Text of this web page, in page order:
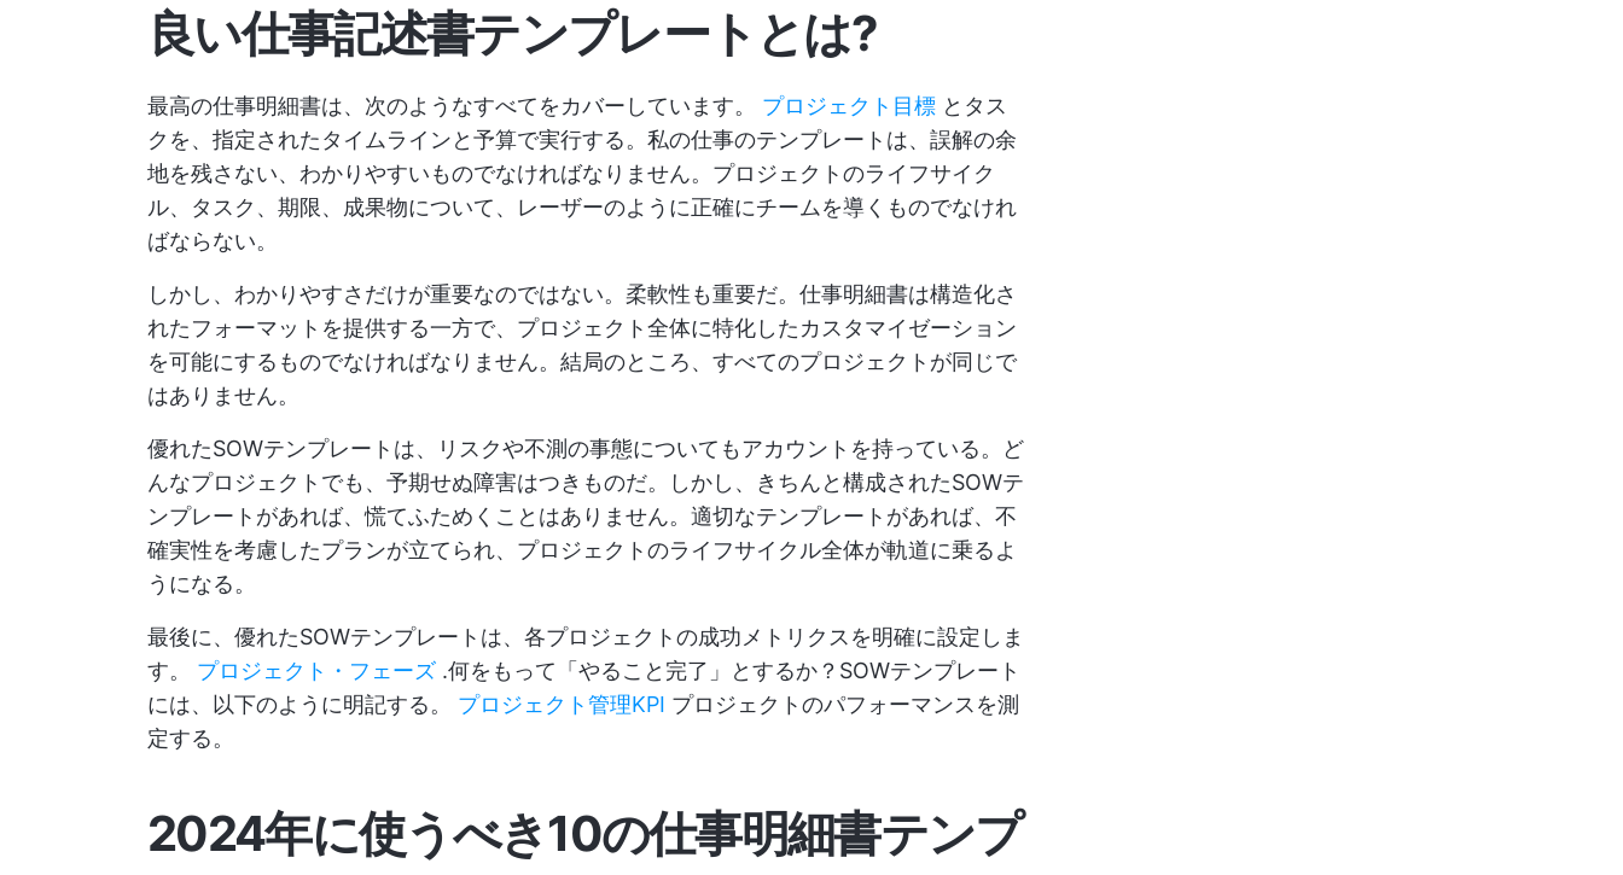
良い仕事記述書テンプレートとは?
最高の仕事明細書は、次のようなすべてをカバーしています。 プロジェクト目標 とタス
クを、指定されたタイムラインと予算で実行する。私の仕事のテンプレートは、誤解の余
地を残さない、わかりやすいものでなければなりません。プロジェクトのライフサイク
ル、タスク、期限、成果物について、レーザーのように正確にチームを導くものでなけれ
ばならない。
しかし、わかりやすさだけが重要なのではない。柔軟性も重要だ。仕事明細書は構造化さ
れたフォーマットを提供する一方で、プロジェクト全体に特化したカスタマイゼーション
を可能にするものでなければなりません。結局のところ、すべてのプロジェクトが同じで
はありません。
優れたSOWテンプレートは、リスクや不測の事態についてもアカウントを持っている。ど
んなプロジェクトでも、予期せぬ障害はつきものだ。しかし、きちんと構成されたSOWテ
ンプレートがあれば、慌てふためくことはありません。適切なテンプレートがあれば、不
確実性を考慮したプランが立てられ、プロジェクトのライフサイクル全体が軌道に乗るよ
うになる。
最後に、優れたSOWテンプレートは、各プロジェクトの成功メトリクスを明確に設定しま
す。 プロジェクト・フェーズ .何をもって「やること完了」とするか？SOWテンプレート
には、以下のように明記する。 プロジェクト管理KPI プロジェクトのパフォーマンスを測
定する。
2024年に使うべき10の仕事明細書テンプ